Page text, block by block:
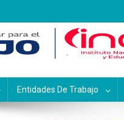
y
Entidades De Trabajo